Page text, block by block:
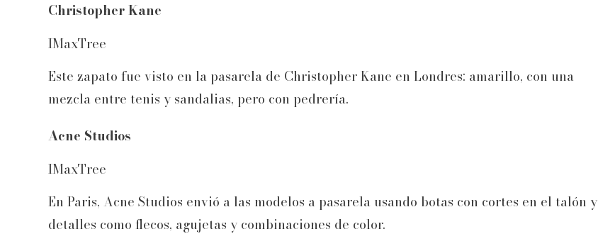
Christopher Kane
IMaxTree
Este zapato fue visto en la pasarela de Christopher Kane en Londres: amarillo, con una
mezcla entre tenis y sandalias, pero con pedrería.
Acne Studios
IMaxTree
En Paris, Acne Studios envió a las modelos a pasarela usando botas con cortes en el talón y
detalles como flecos, agujetas y combinaciones de color.